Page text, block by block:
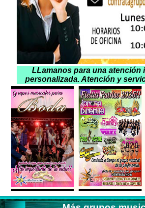
LLamanos para una atención
personalizada. Atención y